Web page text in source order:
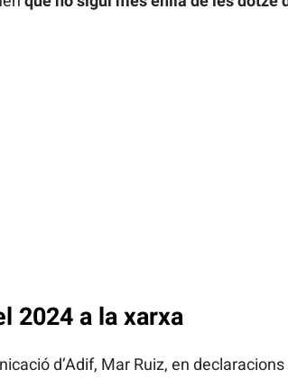
2024 a la xarxa
d’Adif, Mar Ruiz, en declaracions